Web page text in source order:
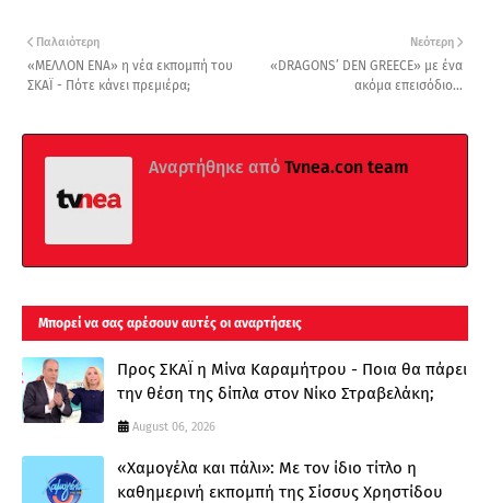
Νεότερη
«DRAGONS’ DEN GREECE» με ένα
ακόμα επεισόδιο...
Παλαιότερη
«ΜΕΛΛΟΝ ΕΝΑ» η νέα εκπομπή του
ΣΚΑΪ - Πότε κάνει πρεμιέρα;
Αναρτήθηκε από Tvnea.con team
Μπορεί να σας αρέσουν αυτές οι αναρτήσεις
Προς ΣΚΑΪ η Μίνα Καραμήτρου - Ποια θα πάρει
την θέση της δίπλα στον Νίκο Στραβελάκη;
August 06, 2026
«Χαμογέλα και πάλι»: Με τον ίδιο τίτλο η
καθημερινή εκπομπή της Σίσσυς Χρηστίδου